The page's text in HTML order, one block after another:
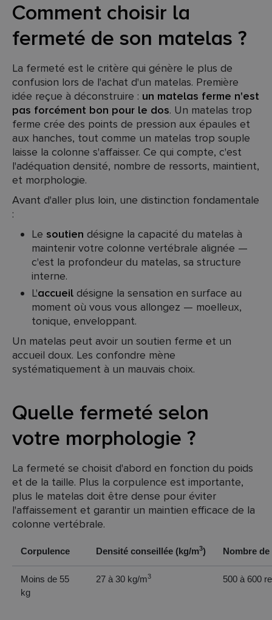
Comment choisir la
fermeté de son matelas ?
La fermeté est le critère qui génère le plus de
confusion lors de l'achat d'un matelas. Première
idée reçue à déconstruire : un matelas ferme n'est
pas forcément bon pour le dos. Un matelas trop
ferme crée des points de pression aux épaules et
aux hanches, tout comme un matelas trop souple
laisse la colonne s'affaisser. Ce qui compte, c'est
l'adéquation densité, nombre de ressorts, maintient,
et morphologie.
Avant d'aller plus loin, une distinction fondamentale
:
Le soutien désigne la capacité du matelas à
maintenir votre colonne vertébrale alignée —
c'est la profondeur du matelas, sa structure
interne.
L'accueil désigne la sensation en surface au
moment où vous vous allongez — moelleux,
tonique, enveloppant.
Un matelas peut avoir un soutien ferme et un
accueil doux. Les confondre mène
systématiquement à un mauvais choix.
Quelle fermeté selon
votre morphologie ?
La fermeté se choisit d'abord en fonction du poids
et de la taille. Plus la corpulence est importante,
plus le matelas doit être dense pour éviter
l'affaissement et garantir un maintien efficace de la
colonne vertébrale.
Corpulence Densité conseillée (kg/m3) Nombre
Moins de 55
kg
27 à 30 kg/m3 500 à 600